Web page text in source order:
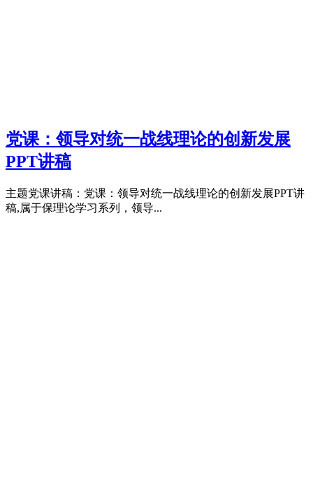
党课：领导对统一战线理论的创新发展
PPT讲稿
主题党课讲稿：党课：领导对统一战线理论的创新发展PPT讲
稿,属于保理论学习系列，领导...